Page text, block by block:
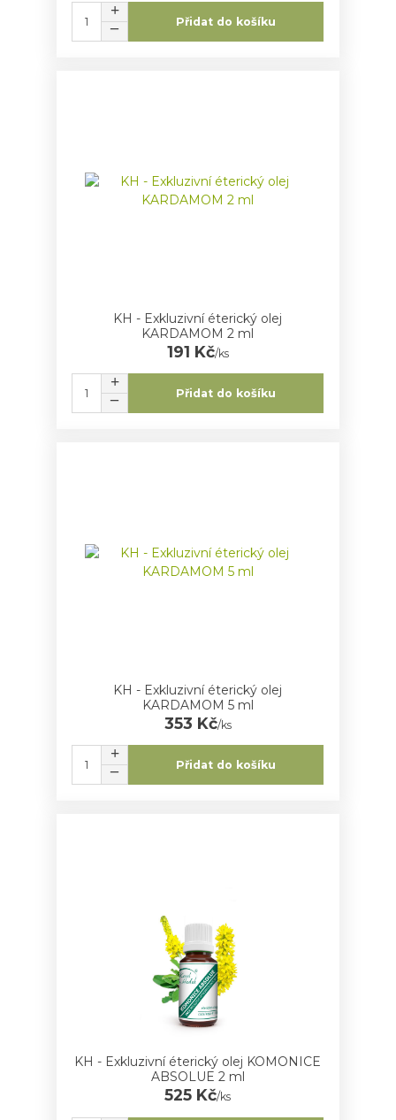
Přidat do košíku
KH - Exkluzivní éterický olej
KARDAMOM 2 ml
191 Kč/ks
Přidat do košíku
KH - Exkluzivní éterický olej
KARDAMOM 5 ml
353 Kč/ks
Přidat do košíku
KH - Exkluzivní éterický olej KOMONICE
ABSOLUE 2 ml
525 Kč/ks